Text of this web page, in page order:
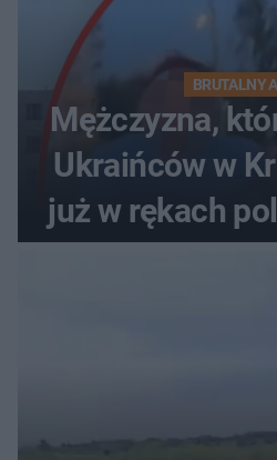
BRUTALNY
Mężczyzna,
Ukraińców w
już w rękach